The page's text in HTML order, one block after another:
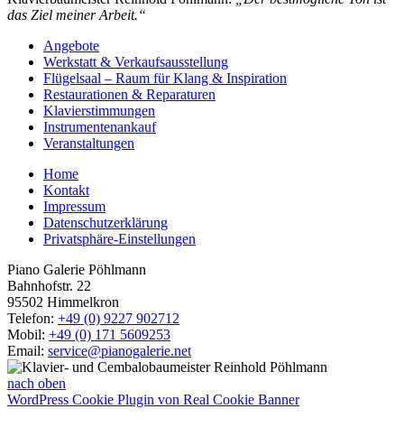
das Ziel meiner Arbeit.“
Angebote
Werkstatt & Verkaufsausstellung
Flügelsaal – Raum für Klang & Inspiration
Restaurationen & Reparaturen
Klavierstimmungen
Instrumentenankauf
Veranstaltungen
Home
Kontakt
Impressum
Datenschutzerklärung
Privatsphäre-Einstellungen
Piano Galerie Pöhlmann
Bahnhofstr. 22
95502 Himmelkron
Telefon: +49 (0) 9227 902712
Mobil: +49 (0) 171 5609253
Email: service@pianogalerie.net
nach oben
WordPress Cookie Plugin von Real Cookie Banner